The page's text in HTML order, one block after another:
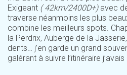
Exigeant ( 42km/2400D+)avec
traverse néanmoins les plus
combine les meilleurs spots.
la Perdrix, Auberge de la
dents… j’en garde un grand
galérant à suivre l’itinéraire